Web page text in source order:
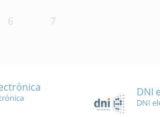
6 7
DNI
DNI